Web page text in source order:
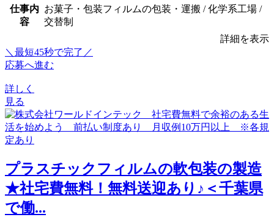
仕事内
容
お菓子・包装フィルムの包装・運搬 / 化学系工場 /
交替制
詳細を表示
＼最短45秒で完了／
応募へ進む
詳しく
見る
プラスチックフィルムの軟包装の製造
★社宅費無料！無料送迎あり♪＜千葉県
で働...